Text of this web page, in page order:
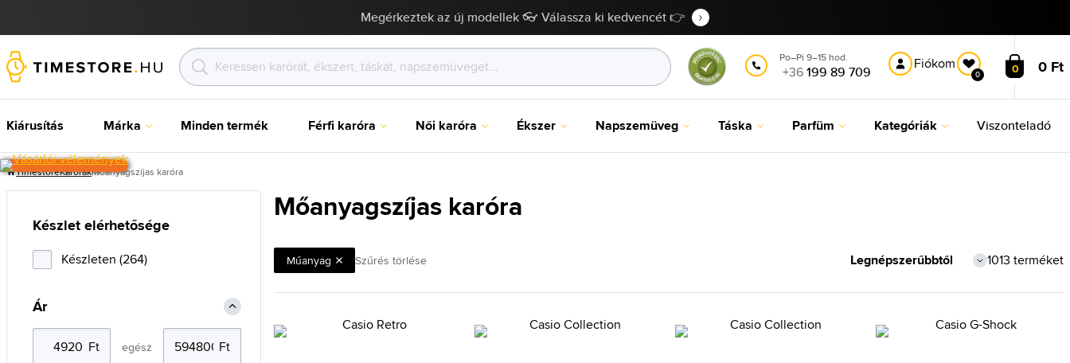
Megérkeztek az új modellek 👓 Válassza ki kedvencét 👉
Po–Pi 9–15 hod.
+36199 89 709 Fiókom
0 0 0 Ft
Kiárusítás Márka Minden termék Férfi karóra Női karóra Ékszer Napszemüveg Táska Parfüm Kategóriák Viszonteladó
TimestoreKarórakMőanyagszíjas karóra
Mőanyagszíjas karóra
Műanyag Szűrés törlése 1013 terméket
Készlet elérhetősége
Készleten (264)
Ár
egész